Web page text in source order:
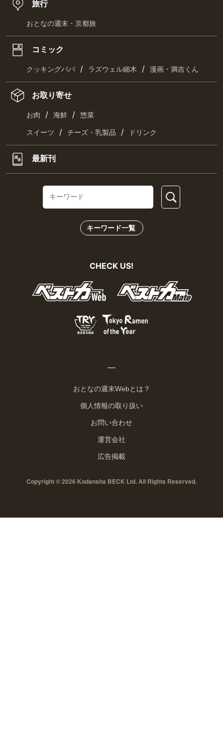
旅行
おとなの週末・京都旅
コミック
クッキングパパ / ラズウェル細木 / 漫画・満吉くん
お取り寄せ
お肉 / 海鮮 / 惣菜
スイーツ / チーズ・乳製品 / ドリンク
最新刊
キーワード一覧
CHECK US!
おとなの週末Webとは？
個人情報の取り扱い
お問い合わせ
運営会社
広告掲載
Copyright © 2026 Kodansha BECK Ltd. All Rights Reserved.